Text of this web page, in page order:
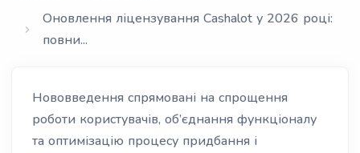
Оновлення ліцензування Cashalot у 2026 році:
повни...
Нововведення спрямовані на спрощення
роботи користувачів, об’єднання функціоналу
та оптимізацію процесу придбання і